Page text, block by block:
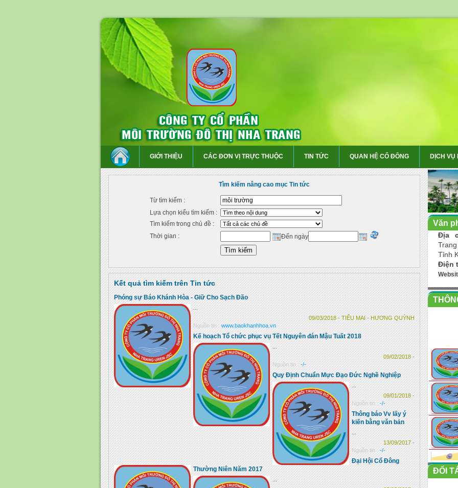
GIỚI THIỆU CÁC ĐƠN VỊ TRỰC THUỘC TIN TỨC QUAN HỆ CỔ ĐÔNG DỊCH VỤ
Tìm kiếm nâng cao mục Tin tức
Từ tìm kiếm :
Lựa chọn kiểu tìm kiếm :
Tìm kiếm trong chủ đề :
Thời gian :
Đến ngày
Kết quả tìm kiếm trên Tin tức
Phóng sự Báo Khánh Hòa - Giữ Cho Sạch Đão
09/03/2018 - TIỂU MAI - HƯƠNG QUỲNH
Nguồn tin : www.baokhanhhoa.vn
Kế hoạch Tổ chức phục vụ Tết Nguyên đán Mậu Tuất 2018
09/02/2018 -
Nguồn tin : -/-
Quy Định Chuẩn Mực Đạo Đức Nghề Nghiệp
09/01/2018 -
Nguồn tin : -/-
Thông báo Vv lấy ý
kiến bằng văn bản
13/09/2017 -
Nguồn tin : -/-
Đại Hội Cổ Đông
Thường Niên Năm 2017
Văn
Địa
Trang
Tỉnh
Điện
ĐỐI